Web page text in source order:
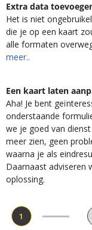
Extra data
Het is niet
die je op een kaart
alle formaten
meer..
Een kaart laten
Aha! Je bent
onderstaande
we je goed van
meer zien, geen
waarna je als
Daarnaast adviseren
oplossing.
1